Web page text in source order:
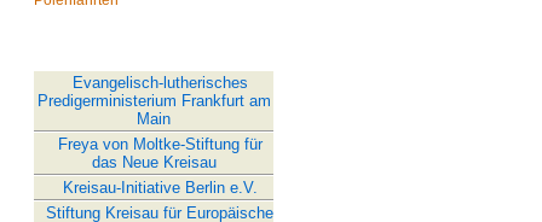
Evangelisch-lutherisches
Predigerministerium Frankfurt am
Main
Freya von Moltke-Stiftung für
das Neue Kreisau
Kreisau-Initiative Berlin e.V.
Stiftung Kreisau für Europäische